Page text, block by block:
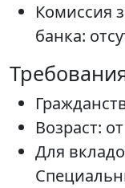
Комиссия
банка:
Возраст:
Для